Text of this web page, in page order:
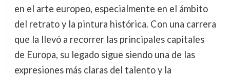
en el arte europeo, especialmente en el ámbito
del retrato y la pintura histórica. Con una carrera
que la llevó a recorrer las principales capitales
de Europa, su legado sigue siendo una de las
expresiones más claras del talento y la